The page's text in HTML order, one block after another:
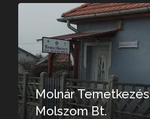
Molnár Temetkezés
Molszom Bt.